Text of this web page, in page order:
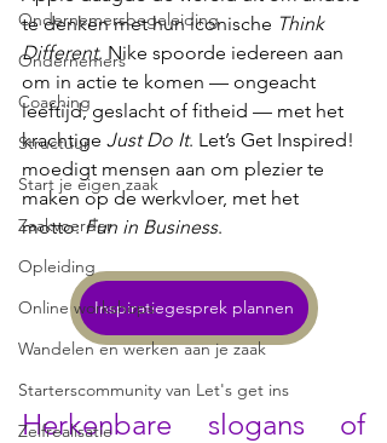
Ondernemersbegeleiding
Ondernemers
Coaching
Structuur
Start je eigen zaak
Zaakvoerder
Opleiding
Online workshops
Wandelen en werken aan je zaak
Starterscommunity van Let's get ins
Zelfrealisatie
te denken met hun iconische Think
Different. Nike spoorde iedereen aan
om in actie te komen — ongeacht
leeftijd, geslacht of fitheid — met het
krachtige Just Do It. Let’s Get Inspired!
moedigt mensen aan om plezier te
maken op de werkvloer, met het
motto: Fun in Business.
Inspiratiegesprek plannen
Herkenbare slogans of